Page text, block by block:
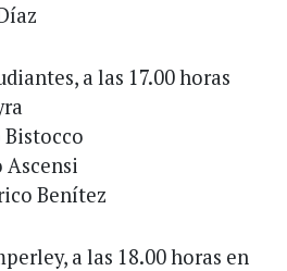
a las 17.00 horas
Benítez
a las 18.00 horas en